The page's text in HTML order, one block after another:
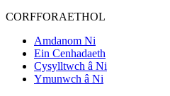
CORFFORAETHOL
Amdanom Ni
Ein Cenhadaeth
Cysylltwch â Ni
Ymunwch â Ni